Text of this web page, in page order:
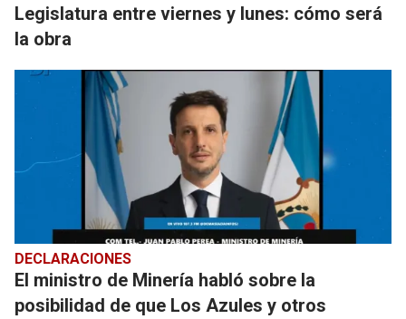
Legislatura entre viernes y lunes: cómo será
la obra
DECLARACIONES
El ministro de Minería habló sobre la
posibilidad de que Los Azules y otros